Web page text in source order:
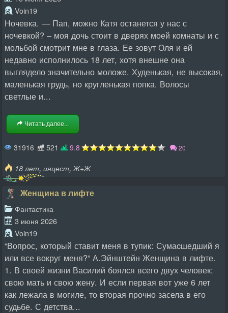
Voin19
Ночевка. — Пап, можно Катя останется у нас с
ночевкой? – моя дочь стоит в дверях моей комнаты и с
мольбой смотрит мне в глаза. Ее зовут Оля и ей
недавно исполнилось 18 лет, хотя внешне она
выглядело значительно моложе. Худенькая, не высокая,
маленькая грудь, но кругленькая попка. Волосы
светлые и...
Читать далее...
31916 521 9.8 20
18 лет, инцест,Ж+Ж
Женщина в лифте
Фантастика
3 июня 2026
Voin19
“Вопрос, который ставит меня в тупик: Сумаcшедший я
или все вокруг меня?” А.Эйнштейн Женщина в лифте.
1. В своей жизни Василий боялся всего двух человек:
свою мать и свою жену. И если первая вот уже 6 лет
как лежала в могиле, то вторая прочно засела в его
судьбе. С детства...